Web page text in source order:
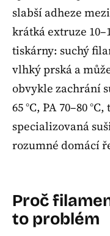
slabší adheze
krátká extruze
tiskárny: suchý
vlhký prská a
obvykle zachrání
65 °C, PA 70–80
specializovaná
rozumné domácí
Proč
to problém